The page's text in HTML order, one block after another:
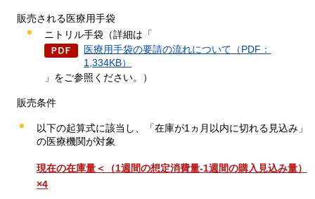
販売される医療用手袋
ニトリル手袋（詳細は「
医療用手袋の要請の流れについて（PDF：
1,334KB）
」をご参照ください。）
販売条件
以下の起算式に該当し、「在庫が1ヵ月以内に切れる見込み」
の医療機関が対象
現在の在庫量＜（1週間の想定消費量-1週間の購入見込み量）
×4